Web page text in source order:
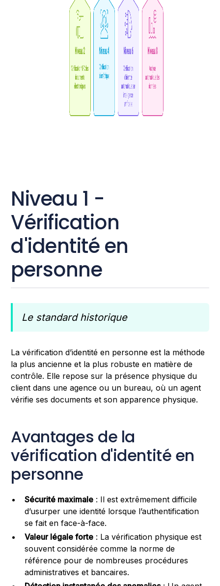
Niveau 1 -
Vérification
d'identité en
personne
Le standard historique
La vérification d’identité en personne est la méthode
la plus ancienne et la plus robuste en matière de
contrôle. Elle repose sur la présence physique du
client dans une agence ou un bureau, où un agent
vérifie ses documents et son apparence physique.
Avantages de la
vérification d'identité en
personne
Sécurité maximale : Il est extrêmement difficile
d’usurper une identité lorsque l’authentification
se fait en face-à-face.
Valeur légale forte : La vérification physique est
souvent considérée comme la norme de
référence pour de nombreuses procédures
administratives et bancaires.